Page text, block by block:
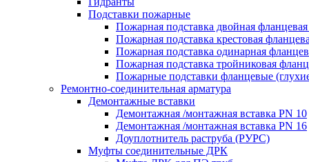
Подставки пожарные
Пожарная подставка двойная
Пожарная подставка крестовая
Пожарная подставка одинарная
Пожарная подставка тройниковая
Пожарные подставки фланцевые
Ремонтно-соединительная арматура
Демонтажные вставки
Демонтажная /монтажная вставка PN 10
Демонтажная /монтажная вставка PN 16
Доуплотнитель раструба (РУРС)
Муфты соединительные ДРК